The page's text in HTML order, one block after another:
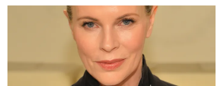
поражённого органа. Камни в жёлчном
пузыре — холецистэктомия. Полипы —
резекция. Патологическое изменение —
иссечение. Современная гастрохирургия
постепенно меняет философию. На первый
план выходит сохранение